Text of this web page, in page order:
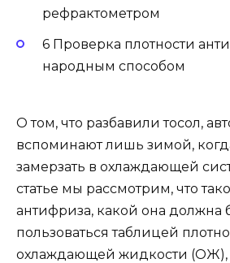
рефрактометром
6 Проверка плотности
народным способом
О том, что разбавили тосол,
вспоминают лишь зимой,
замерзать в охлаждающей
статье мы рассмотрим, что
антифриза, какой она должна
пользоваться таблицей
охлаждающей жидкости